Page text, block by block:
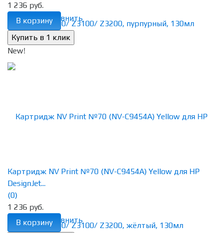
избранное сравнить
1 236 руб.
В корзину
New!
избранное сравнить
Картридж NV Print №70 (NV-C9454A) Yellow для HP
DesignJet...
(0)
1 236 руб.
В корзину